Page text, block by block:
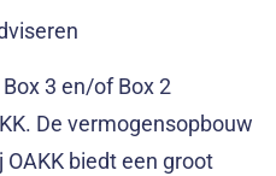
3 en/of Box 2
De vermogensopbouw
biedt een groot